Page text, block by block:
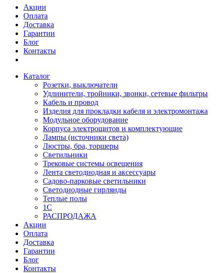
Акции
Оплата
Доставка
Гарантии
Блог
Контакты
Каталог
Розетки, выключатели
Удлинители, тройники, звонки, сетевые фильтры
Кабель и провод
Изделия для прокладки кабеля и электромонтажа
Модульное оборудование
Корпуса электрощитов и комплектующие
Лампы (источники света)
Люстры, бра, торшеры
Светильники
Трековые системы освещения
Лента светодиодная и аксессуары
Садово-парковые светильники
Светодиодные гирлянды
Теплые полы
1С
РАСПРОДАЖА
Акции
Оплата
Доставка
Гарантии
Блог
Контакты